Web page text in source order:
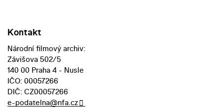
Kontakt
Národní filmový archiv:
Závišova 502/5
140 00 Praha 4 - Nusle
IČO: 00057266
DIČ: CZ00057266
e-podatelna@nfa.cz